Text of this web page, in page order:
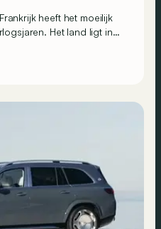
heeft het moeilijk
Het land ligt in
bezingt.